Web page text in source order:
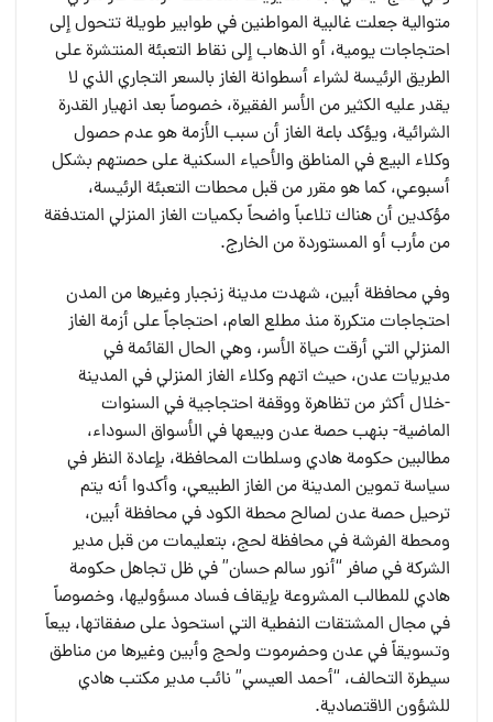
متوالية جعلت غالبية المواطنين في طوابير طويلة تتحول إلى
احتجاجات يومية، أو الذهاب إلى نقاط التعبئة المنتشرة على
الطريق الرئيسة لشراء أسطوانة الغاز بالسعر التجاري الذي لا
يقدر عليه الكثير من الأسر الفقيرة، خصوصاً بعد انهيار القدرة
الشرائية، ويؤكد باعة الغاز أن سبب الأزمة هو عدم حصول
وكلاء البيع في المناطق والأحياء السكنية على حصتهم بشكل
أسبوعي، كما هو مقرر من قبل محطات التعبئة الرئيسة،
مؤكدين أن هناك تلاعباً واضحاً بكميات الغاز المنزلي المتدفقة
من مأرب أو المستوردة من الخارج.
وفي محافظة أبين، شهدت مدينة زنجبار وغيرها من المدن
احتجاجات متكررة منذ مطلع العام، احتجاجاً على أزمة الغاز
المنزلي التي أرقت حياة الأسر، وهي الحال القائمة في
مديريات عدن، حيث اتهم وكلاء الغاز المنزلي في المدينة
-خلال أكثر من تظاهرة ووقفة احتجاجية في السنوات
الماضية- بنهب حصة عدن وبيعها في الأسواق السوداء،
مطالبين حكومة هادي وسلطات المحافظة، بإعادة النظر في
سياسة تموين المدينة من الغاز الطبيعي، وأكدوا أنه يتم
ترحيل حصة عدن لصالح محطة الكود في محافظة أبين،
ومحطة الفرشة في محافظة لحج، بتعليمات من قبل مدير
الشركة في صافر “أنور سالم حسان” في ظل تجاهل حكومة
هادي للمطالب المشروعة بإيقاف فساد مسؤوليها، وخصوصاً
في مجال المشتقات النفطية التي استحوذ على صفقاتها، بيعاً
وتسويقاً في عدن وحضرموت ولحج وأبين وغيرها من مناطق
سيطرة التحالف، “أحمد العيسي” نائب مدير مكتب هادي
للشؤون الاقتصادية.